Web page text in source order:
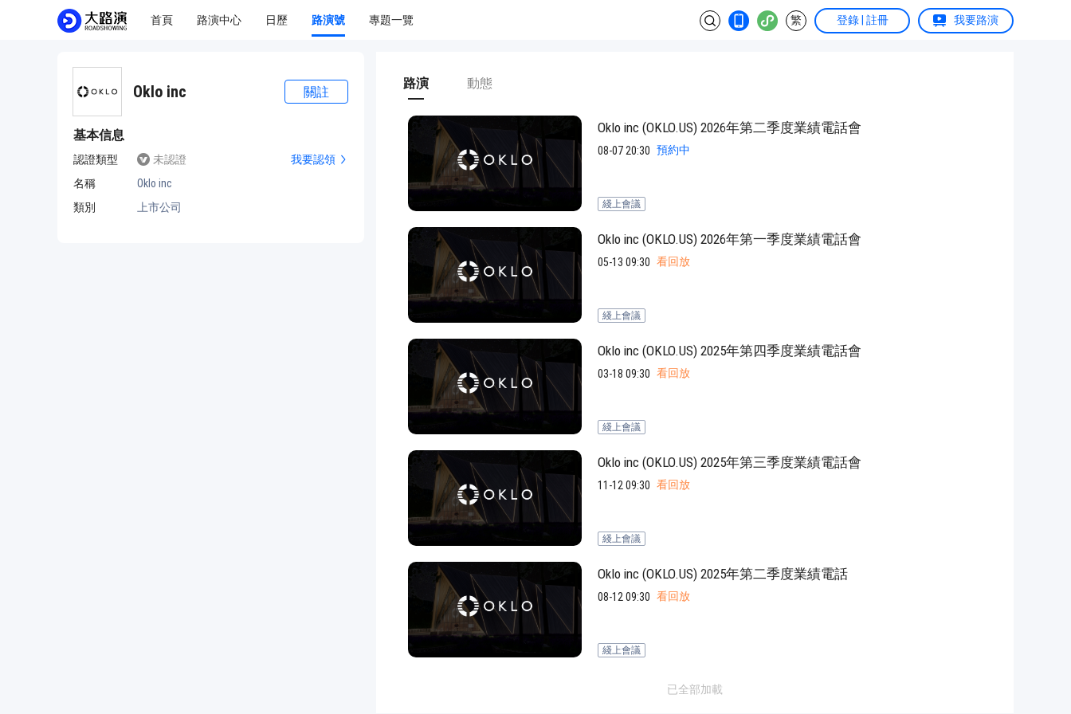
首頁 路演中心 日歷 路演號 專題一覽 繁 登錄 | 註冊 我要路演
Oklo inc 關註
基本信息
認證類型 未認證
我要認領
名稱
Oklo inc
類別
上市公司
路演 動態
Oklo inc (OKLO.US) 2026年第二季度業績電話會
08-07 20:30 預約中
綫上會議
Oklo inc (OKLO.US) 2026年第一季度業績電話會
05-13 09:30 看回放
綫上會議
Oklo inc (OKLO.US) 2025年第四季度業績電話會
03-18 09:30 看回放
綫上會議
Oklo inc (OKLO.US) 2025年第三季度業績電話會
11-12 09:30 看回放
綫上會議
Oklo inc (OKLO.US) 2025年第二季度業績電話
08-12 09:30 看回放
綫上會議
已全部加載
請上傳.jpg、.png、.gif格式圖片，大小不超過5MB。
聯系電話
微信